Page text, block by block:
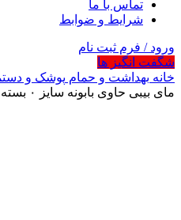
تماس با ما
شرایط و ضوابط
ورود / فرم ثبت نام
شگفت انگیز ها
خانه بهداشت و حمام پوشک و
مای بیبی حاوی بابونه سایز ۰ بسته ۲۲ عددی